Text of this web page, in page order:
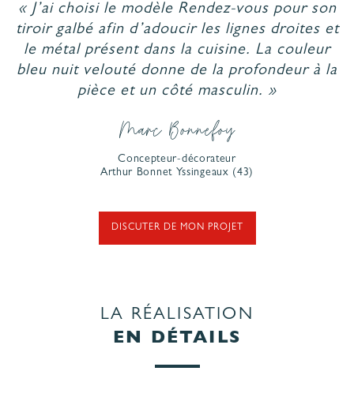
« J’ai choisi le modèle Rendez-vous pour son
tiroir galbé afin d’adoucir les lignes droites et
le métal présent dans la cuisine. La couleur
bleu nuit velouté donne de la profondeur à la
pièce et un côté masculin. »
Marc Bonnefoy
Concepteur-décorateur
Arthur Bonnet Yssingeaux (43)
DISCUTER DE MON PROJET
LA RÉALISATION
EN DÉTAILS